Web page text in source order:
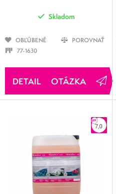
Skladom
OBĽÚBENÉ
POROVNAŤ
77-1630
OTÁZKA